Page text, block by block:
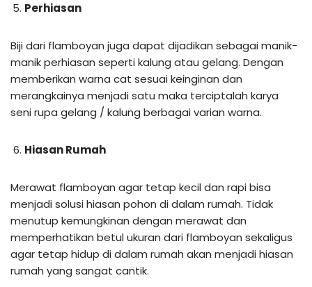
Perhiasan
Biji dari flamboyan juga dapat dijadikan sebagai manik-
manik perhiasan seperti kalung atau gelang. Dengan
memberikan warna cat sesuai keinginan dan
merangkainya menjadi satu maka terciptalah karya
seni rupa gelang / kalung berbagai varian warna.
Hiasan Rumah
Merawat flamboyan agar tetap kecil dan rapi bisa
menjadi solusi hiasan pohon di dalam rumah. Tidak
menutup kemungkinan dengan merawat dan
memperhatikan betul ukuran dari flamboyan sekaligus
agar tetap hidup di dalam rumah akan menjadi hiasan
rumah yang sangat cantik.